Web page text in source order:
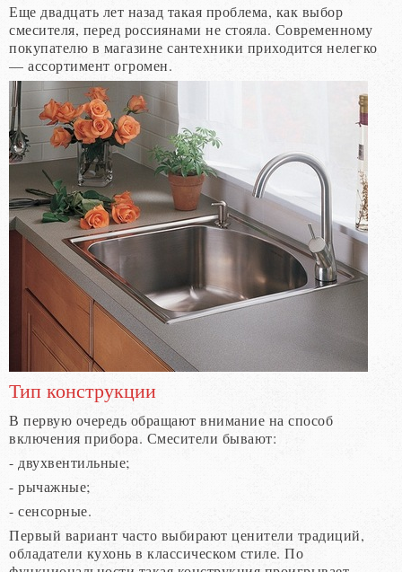
Еще двадцать лет назад такая проблема, как выбор
смесителя, перед россиянами не стояла. Современному
покупателю в магазине сантехники приходится нелегко
— ассортимент огромен.
Тип конструкции
В первую очередь обращают внимание на способ
включения прибора. Смесители бывают:
- двухвентильные;
- рычажные;
- сенсорные.
Первый вариант часто выбирают ценители традиций,
обладатели кухонь в классическом стиле. По